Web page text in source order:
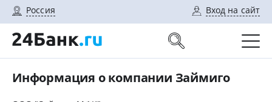
Россия Вход на сайт
Информация о компании Займиго